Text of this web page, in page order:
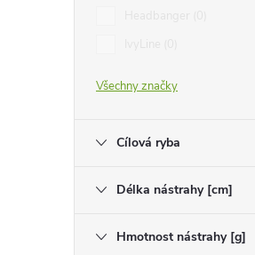
Všechny značky
Cílová ryba
Délka nástrahy [cm]
Hmotnost nástrahy [g]